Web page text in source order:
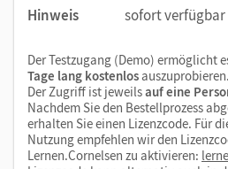
Das E-Book stellt sich vor –
vielen Vorteilen!
Entlastung der
Ideal für einen digital
Notiz- und
Hinweis
sofort verfügbar
Der Testzugang (Demo) ermöglicht
Tage lang kostenlosauszuprobieren.
Der Zugriff ist jeweilsauf eine
Nachdem Sie den Bestellprozess
erhalten Sie einen Lizenzcode. Für
Nutzung empfehlen wir den
Lernen.Cornelsen zu aktivieren: